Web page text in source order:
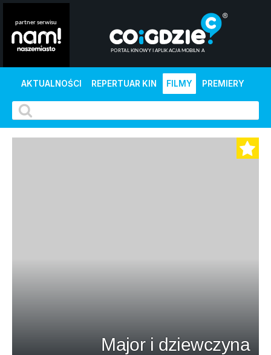
AKTUALNOŚCI REPERTUAR KIN FILMY PREMIERY
Major i dziewczyna